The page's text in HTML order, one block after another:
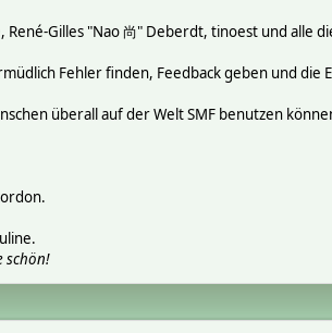
Gilles "Nao 尚" Deberdt, tinoest und alle
Fehler finden, Feedback geben und die
überall auf der Welt SMF benutzen
schön!